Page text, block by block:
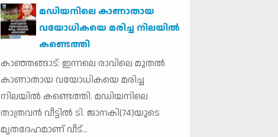
മഡിയനിലെ കാണാതായ
വയോധികയെ മരിച്ച നിലയില്‍
കണ്ടെത്തി
കാഞ്ഞങ്ങാട്: ഇന്നലെ രാവിലെ മുതല്‍
കാണാതായ വയോധികയെ മരിച്ച
നിലയില്‍ കണ്ടെത്തി. മഡിയനിലെ
താത്രവന്‍ വീട്ടില്‍ ടി. ജാനകി(74)യുടെ
മൃതദേഹമാണ് വീട്...